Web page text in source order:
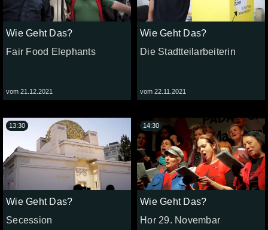
Wie Geht Das?
Fair Food Elephants
vom 21.12.2021
Wie Geht Das?
Die Stadtteilarbeiterin
vom 22.11.2021
Wie Geht Das?
Secession
13:30
Wie Geht Das?
Hor 29. Novembar
14:30